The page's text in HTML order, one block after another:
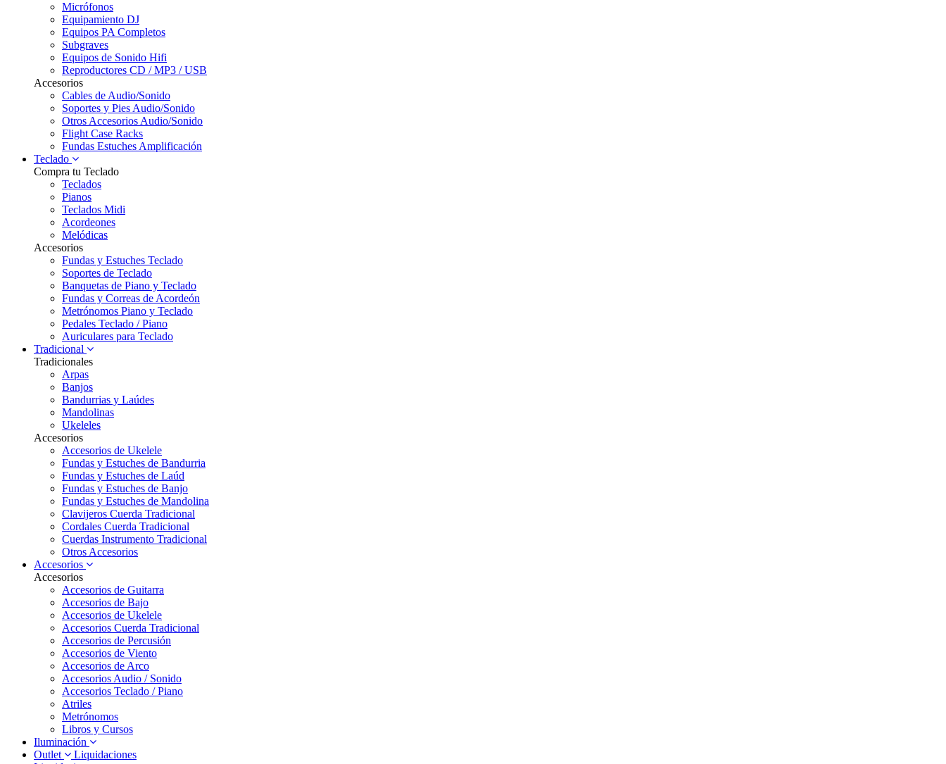
Micrófonos
Equipamiento DJ
Equipos PA Completos
Subgraves
Equipos de Sonido Hifi
Reproductores CD / MP3 / USB
Accesorios
Cables de Audio/Sonido
Soportes y Pies Audio/Sonido
Otros Accesorios Audio/Sonido
Flight Case Racks
Fundas Estuches Amplificación
Teclado
Compra tu Teclado
Teclados
Pianos
Teclados Midi
Acordeones
Melódicas
Accesorios
Fundas y Estuches Teclado
Soportes de Teclado
Banquetas de Piano y Teclado
Fundas y Correas de Acordeón
Metrónomos Piano y Teclado
Pedales Teclado / Piano
Auriculares para Teclado
Tradicional
Tradicionales
Arpas
Banjos
Bandurrias y Laúdes
Mandolinas
Ukeleles
Accesorios
Accesorios de Ukelele
Fundas y Estuches de Bandurria
Fundas y Estuches de Laúd
Fundas y Estuches de Banjo
Fundas y Estuches de Mandolina
Clavijeros Cuerda Tradicional
Cordales Cuerda Tradicional
Cuerdas Instrumento Tradicional
Otros Accesorios
Accesorios
Accesorios
Accesorios de Guitarra
Accesorios de Bajo
Accesorios de Ukelele
Accesorios Cuerda Tradicional
Accesorios de Percusión
Accesorios de Viento
Accesorios de Arco
Accesorios Audio / Sonido
Accesorios Teclado / Piano
Atriles
Metrónomos
Libros y Cursos
Iluminación
Outlet
Liquidaciones